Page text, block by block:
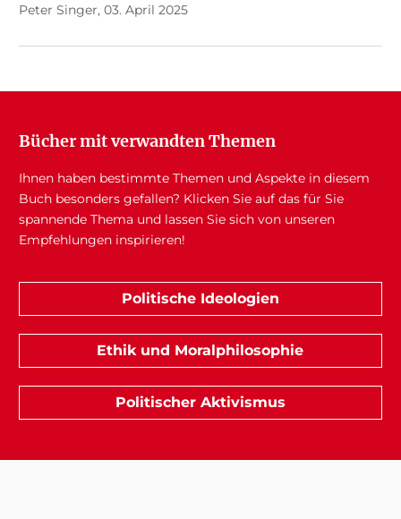
Peter Singer, 03. April 2025
Bücher mit verwandten Themen
Ihnen haben bestimmte Themen und Aspekte in diesem
Buch besonders gefallen? Klicken Sie auf das für Sie
spannende Thema und lassen Sie sich von unseren
Empfehlungen inspirieren!
Politische Ideologien
Ethik und Moralphilosophie
Politischer Aktivismus